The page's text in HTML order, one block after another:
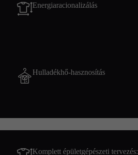
Energiaracionalizálás
Hulladékhő-hasznosítás
Komplett épületgépészeti tervezés: